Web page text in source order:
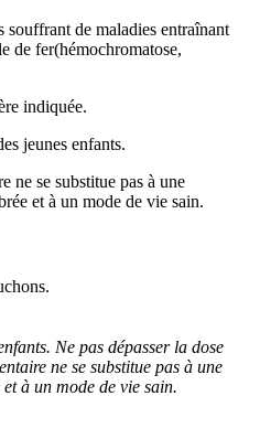
souffrant de maladies entraînant
de fer(hémochromatose,
indiquée.
jeunes enfants.
ne se substitue pas à une
et à un mode de vie sain.
Ne pas dépasser la dose
ne se substitue pas à une
à un mode de vie sain.